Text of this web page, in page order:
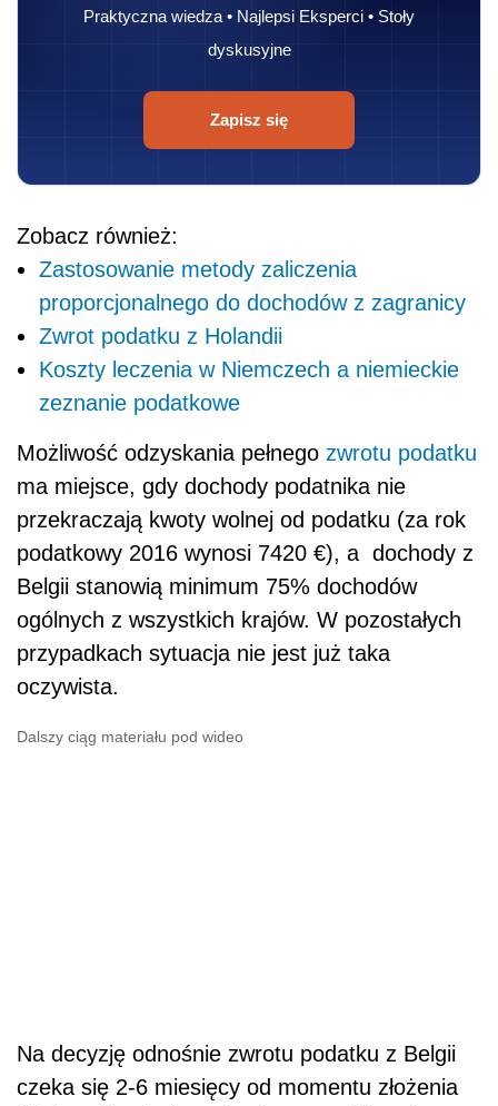
Praktyczna wiedza • Najlepsi Eksperci • Stoły
dyskusyjne
Zapisz się
Zobacz również:
Zastosowanie metody zaliczenia
proporcjonalnego do dochodów z zagranicy
Zwrot podatku z Holandii
Koszty leczenia w Niemczech a niemieckie
zeznanie podatkowe
Możliwość odzyskania pełnego zwrotu podatku
ma miejsce, gdy dochody podatnika nie
przekraczają kwoty wolnej od podatku (za rok
podatkowy 2016 wynosi 7420 €), a dochody z
Belgii stanowią minimum 75% dochodów
ogólnych z wszystkich krajów. W pozostałych
przypadkach sytuacja nie jest już taka
oczywista.
Dalszy ciąg materiału pod wideo
Na decyzję odnośnie zwrotu podatku z Belgii
czeka się 2-6 miesięcy od momentu złożenia